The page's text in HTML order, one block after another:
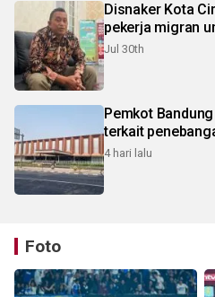
Disnaker Kota
pekerja migran
Jul 30th
Pemkot
terkait
4 hari lalu
Foto